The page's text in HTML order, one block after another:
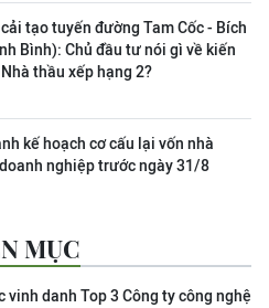
tạo tuyến đường Tam Cốc - Bích
Bình): Chủ đầu tư nói gì về kiến
thầu xếp hạng 2?
kế hoạch cơ cấu lại vốn nhà
nghiệp trước ngày 31/8
MỤC
vinh danh Top 3 Công ty công nghệ